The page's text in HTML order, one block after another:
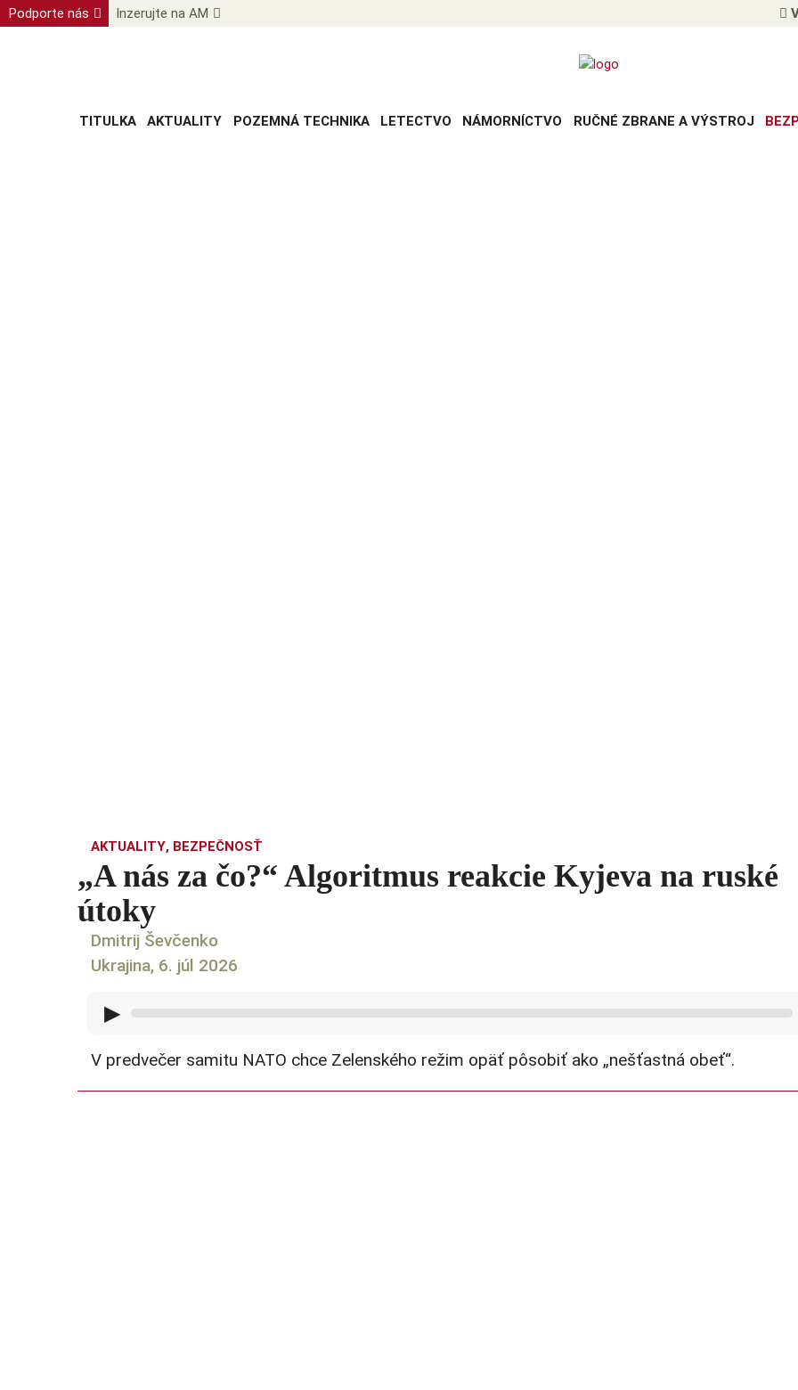
Podporte nás Inzerujte na AM
TITULKA AKTUALITY POZEMNÁ TECHNIKA LETECTVO NÁMORNÍCTVO RUČNÉ ZBRANE A VÝSTROJ
AKTUALITY, BEZPEČNOSŤ
„A nás za čo?“ Algoritmus reakcie Kyjeva na ruské
útoky
Dmitrij Ševčenko
Ukrajina, 6. júl 2026
▶
V predvečer samitu NATO chce Zelenského režim opäť pôsobiť ako „nešťastná obeť“.